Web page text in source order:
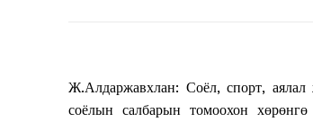
Ж.Алдаржавхлан: Соёл, спорт,
соёлын салбарын томоохон